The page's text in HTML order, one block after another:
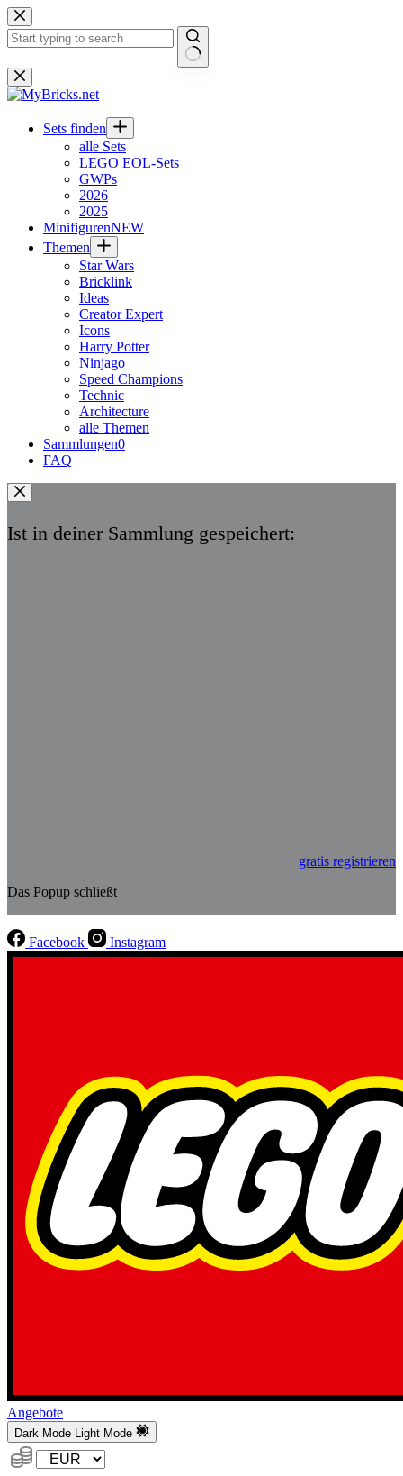
Zum
Inhalt
springen
Keine
Ergebnisse
Sets finden
alle Sets
LEGO EOL-Sets
GWPs
2026
2025
MinifigurenNEW
Themen
Star Wars
Bricklink
Ideas
Creator Expert
Icons
Harry Potter
Ninjago
Speed Champions
Technic
Architecture
alle Themen
Sammlungen0
FAQ
Ist in deiner Sammlung gespeichert:
gratis registrieren
Das Popup schließt
Facebook Instagram
Angebote
Dark Mode Light Mode
Währung: